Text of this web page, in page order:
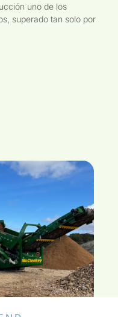
uno de los
superado tan solo por